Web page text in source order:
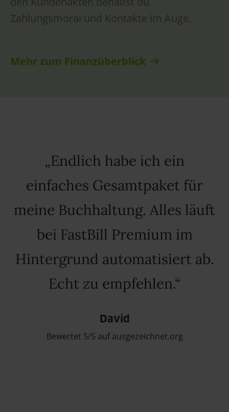
Zahlungsmoral und Kontakte im Auge.
Mehr zum Finanzüberblick
Endlich habe ich ein
einfaches Gesamtpaket für
meine Buchhaltung. Alles läuft
bei FastBill Premium im
Hintergrund automatisiert ab.
Echt zu empfehlen.
David
Bewertet 5/5 auf ausgezeichnet.org